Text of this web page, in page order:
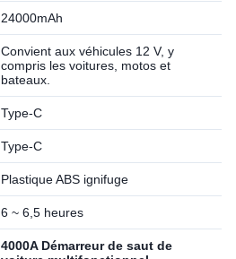
24000mAh
Convient aux véhicules 12 V, y
compris les voitures, motos et
bateaux.
Type-C
Type-C
Plastique ABS ignifuge
6 ~ 6,5 heures
4000A Démarreur de saut de